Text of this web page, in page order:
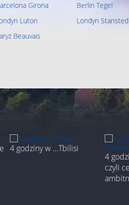
Girona
Berlin Tegel
Luton
Londyn Stansted
Beauvais
4 godziny w …Tbilisi
4
czyli